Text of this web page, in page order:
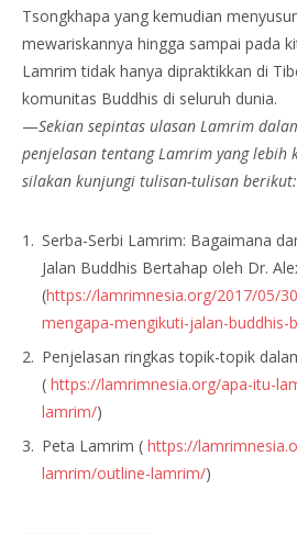
Tsongkhapa yang kemudian
mewariskannya hingga sampai pada
Lamrim tidak hanya dipraktikkan di
komunitas Buddhis di seluruh dunia.
—Sekian sepintas ulasan Lamrim
penjelasan tentang Lamrim yang lebih
silakan kunjungi tulisan-tulisan berikut:
Serba-Serbi Lamrim: Bagaimana
Jalan Buddhis Bertahap oleh Dr.
(https://lamrimnesia.org/2017/05/
mengapa-mengikuti-jalan-buddhis-
Penjelasan ringkas topik-topik
( https://lamrimnesia.org/apa-itu-
lamrim/)
Peta Lamrim ( https://
lamrim/outline-lamrim/)